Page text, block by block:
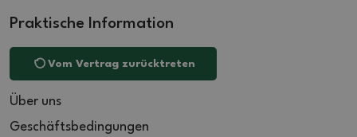
Praktische Information
Vom Vertrag zurücktreten
Über uns
Geschäftsbedingungen